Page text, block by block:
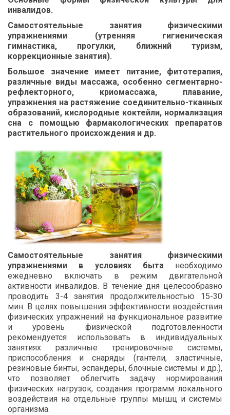
инвалидов.
Самостоятельные занятия физическими
упражнениями (утренняя гигиеническая
гимнастика, прогулки, ближний туризм,
коррекционные занятия).
Большое значение имеет питание, фитотерапия,
различные виды массажа, особенно сегментарно-
рефлекторного, криомассажа, плавание,
упражнения на растяжение соединительно-тканных
образований, кислородные коктейли, нормализация
сна с помощью фармакологических препаратов
растительного происхождения и др.
Самостоятельные занятия физическими
упражнениями в условиях бытанеобходимо
ежедневно включать в режим двигательной
активности инвалидов. В течение дня целесообразно
проводить 3-4 занятия продолжительностью 15-30
мин. В целях повышения эффективности воздействия
физических упражнений на функциональное развитие
и уровень физической подготовленности
рекомендуется использовать в индивидуальных
занятиях различные тренировочные системы,
приспособления и снаряды (гантели, эластичные,
резиновые бинты, эспандеры, блочные системы и др.),
что позволяет облегчить задачу нормирования
физических нагрузок, создания программ локального
воздействия на отдельные группы мышц и системы
организма.